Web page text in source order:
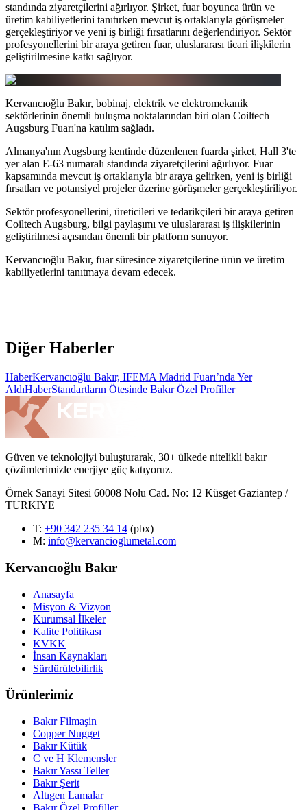
standında ziyaretçilerini ağırlıyor. Şirket, fuar boyunca ürün ve
üretim kabiliyetlerini tanıtırken mevcut iş ortaklarıyla görüşmeler
gerçekleştiriyor ve yeni iş birliği fırsatlarını değerlendiriyor. Sektör
profesyonellerini bir araya getiren fuar, uluslararası ticari ilişkilerin
geliştirilmesine katkı sağlıyor.
Kervancıoğlu Bakır, bobinaj, elektrik ve elektromekanik
sektörlerinin önemli buluşma noktalarından biri olan Coiltech
Augsburg Fuarı'na katılım sağladı.
Almanya'nın Augsburg kentinde düzenlenen fuarda şirket, Hall 3'te
yer alan E-63 numaralı standında ziyaretçilerini ağırlıyor. Fuar
kapsamında mevcut iş ortaklarıyla bir araya gelirken, yeni iş birliği
fırsatları ve potansiyel projeler üzerine görüşmeler gerçekleştiriliyor.
Sektör profesyonellerini, üreticileri ve tedarikçileri bir araya getiren
Coiltech Augsburg, bilgi paylaşımı ve uluslararası iş ilişkilerinin
geliştirilmesi açısından önemli bir platform sunuyor.
Kervancıoğlu Bakır, fuar süresince ziyaretçilerine ürün ve üretim
kabiliyetlerini tanıtmaya devam edecek.
Diğer Haberler
HaberKervancıoğlu Bakır, IFEMA Madrid Fuarı’nda Yer
AldıHaberStandartların Ötesinde Bakır Özel Profiller
Güven ve teknolojiyi buluşturarak, 30+ ülkede nitelikli bakır
çözümlerimizle enerjiye güç katıyoruz.
Örnek Sanayi Sitesi 60008 Nolu Cad. No: 12 Küsget Gaziantep /
TURKIYE
T: +90 342 235 34 14 (pbx)
M: info@kervancioglumetal.com
Kervancıoğlu Bakır
Anasayfa
Misyon & Vizyon
Kurumsal İlkeler
Kalite Politikası
KVKK
İnsan Kaynakları
Sürdürülebilirlik
Ürünlerimiz
Bakır Filmaşin
Copper Nugget
Bakır Kütük
C ve H Klemensler
Bakır Yassı Teller
Bakır Şerit
Altıgen Lamalar